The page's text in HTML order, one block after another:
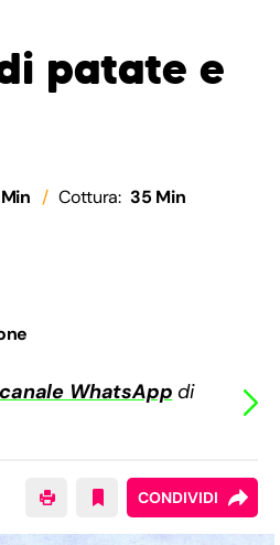
patate e
Cottura: 35 Min
canale WhatsApp di
CONDIVIDI